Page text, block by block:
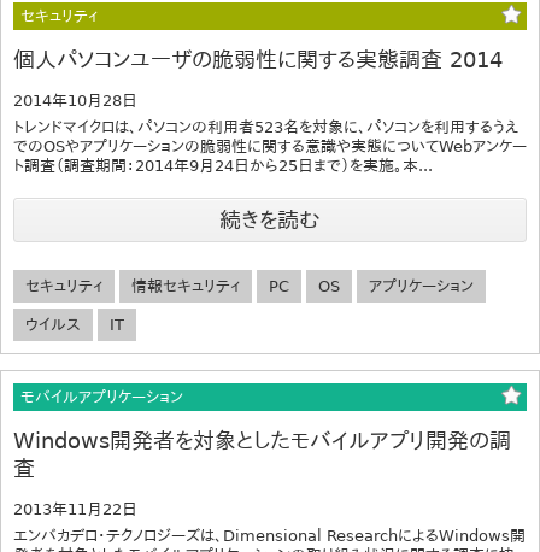
セキュリティ
個人パソコンユーザの脆弱性に関する実態調査 2014
2014年10月28日
トレンドマイクロは、パソコンの利用者523名を対象に、パソコンを利用するうえ
でのOSやアプリケーションの脆弱性に関する意識や実態についてWebアンケー
ト調査（調査期間：2014年9月24日から25日まで）を実施。本...
続きを読む
セキュリティ 情報セキュリティ PC OS アプリケーション
ウイルス IT
モバイルアプリケーション
Windows開発者を対象としたモバイルアプリ開発の調
査
2013年11月22日
エンバカデロ・テクノロジーズは、Dimensional ResearchによるWindows開